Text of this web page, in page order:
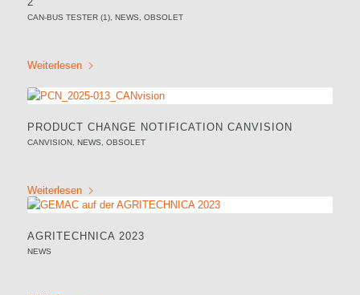
CAN-BUS TESTER (1), NEWS OBSOLET
Weiterlesen
PRODUCT CHANGE NOTIFICATION CANVISION
CANVISION, NEWS OBSOLET
Weiterlesen
AGRITECHNICA 2023
NEWS